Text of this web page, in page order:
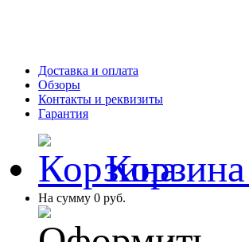
Доставка и оплата
Обзоры
Контакты и реквизиты
Гарантия
Корзина
На сумму 0 руб.